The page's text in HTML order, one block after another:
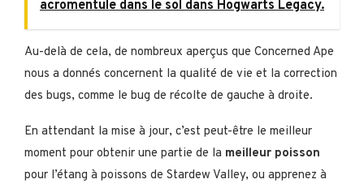
acromentule dans le sol dans Hogwarts Legacy.
Au-delà de cela, de nombreux aperçus que Concerned Ape
nous a donnés concernent la qualité de vie et la correction
des bugs, comme le bug de récolte de gauche à droite.
En attendant la mise à jour, c’est peut-être le meilleur
moment pour obtenir une partie de la meilleur poisson
pour l’étang à poissons de Stardew Valley, ou apprenez à